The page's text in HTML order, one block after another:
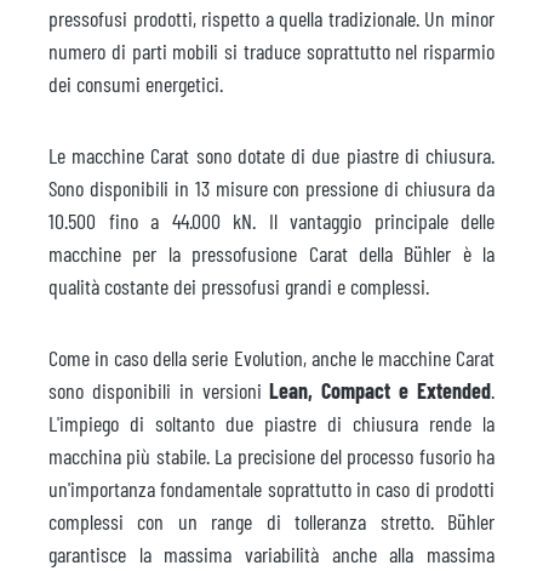
pressofusi prodotti, rispetto a quella tradizionale. Un minor
numero di parti mobili si traduce soprattutto nel risparmio
dei consumi energetici.
Le macchine Carat sono dotate di due piastre di chiusura.
Sono disponibili in 13 misure con pressione di chiusura da
10.500 fino a 44.000 kN. Il vantaggio principale delle
macchine per la pressofusione Carat della Bühler è la
qualità costante dei pressofusi grandi e complessi.
Come in caso della serie Evolution, anche le macchine Carat
sono disponibili in versioniLean, Compact e Extended.
L'impiego di soltanto due piastre di chiusura rende la
macchina più stabile. La precisione del processo fusorio ha
un'importanza fondamentale soprattutto in caso di prodotti
complessi con un range di tolleranza stretto. Bühler
garantisce la massima variabilità anche alla massima